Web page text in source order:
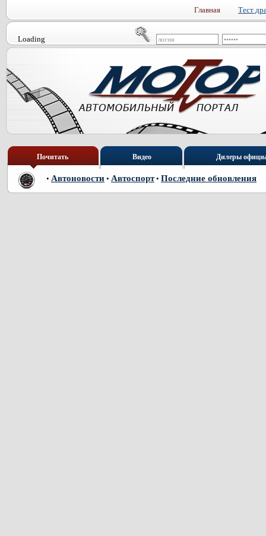
Главная Тест
Loading
Почитать Видео Дилеры
• Автоновости • Автоспорт• Последние обновления